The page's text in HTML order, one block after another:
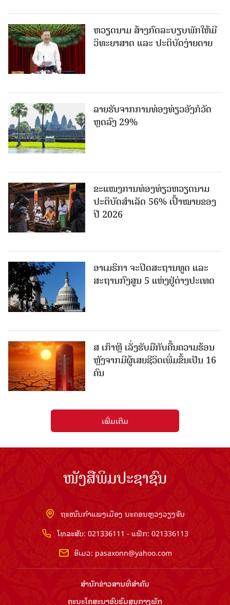
ຫວຽດນາມ ສ້າງກົດລະບຽບພັກໃຫ້ມີ
ວິທະຍາສາດ ແລະ ປະຕິບັດງ່າຍດາຍ
ລາຍຮັບຈາກການທ່ອງທ່ຽວອັງກໍວັດ
ຫຼດລົງ 29%
ຂະ​ແໜງ​ການ​ທ່ອງ​ທ່ຽວຫວຽດນາມ ​
ປະ​ຕິ​ບັດ​ສຳ​ເລັດ 56% ເປົ້າ​ໝາຍຂອງ
ປີ 2026
ອາເມຣິກາ ຈະປິດສະຖານທູດ ແ​ລະ
ສະຖານກົງສູນ 5 ແຫ່ງ​ຢູ່​ຕ່າງ​ປະ​ເທດ
ສ ເກົາຫຼີ ເລັ່ງຮັບມືກັບຄື້ນຄວາມຮ້ອນ
ຫຼັງຈາກມີຜູ້ເສຍຊີວິດເພີ່ມຂຶ້ນເປັນ 16
ຄົນ
ເພີ່ມເຕີມ
ໜັງສືພິມປະຊາຊົນ
ຖະໜົນກຳແພງເມືອງ ນະຄອນຫຼວງວຽງຈັນ
ໂທລະສັບ: 021336111 - ແຟັກ: 021336113
ອີເມວ: pasaxonn@yahoo.com
ສຳ​ນັກ​ຂ່າວ​ສານ​ທີ່​ສຳ​ຄັນ​
ຄະນະໂຄສະນາອົບຮົມ​ສູນ​ກາງ​ພັກ